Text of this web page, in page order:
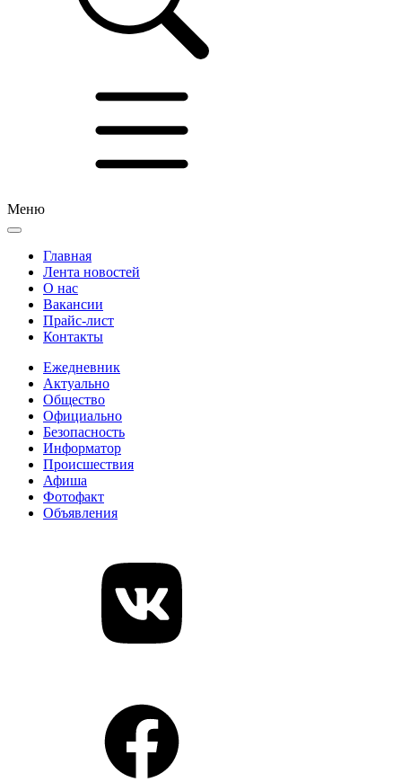
Меню
Главная
Лента новостей
О нас
Вакансии
Прайс-лист
Контакты
Ежедневник
Актуально
Общество
Официально
Безопасность
Информатор
Происшествия
Афиша
Фотофакт
Объявления